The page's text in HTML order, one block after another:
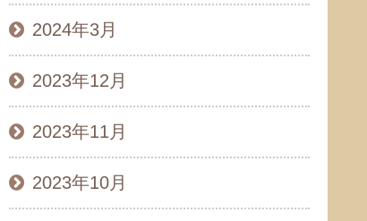
2024年3月
2023年12月
2023年11月
2023年10月